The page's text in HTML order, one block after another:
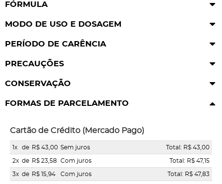
FÓRMULA
MODO DE USO E DOSAGEM
PERÍODO DE CARÊNCIA
PRECAUÇÕES
CONSERVAÇÃO
FORMAS DE PARCELAMENTO
Cartão de Crédito (Mercado Pago)
1x de R$ 43,00 Sem juros Total: R$ 43,00
2x de R$ 23,58 Com juros Total: R$ 47,15
3x de R$ 15,94 Com juros Total: R$ 47,83